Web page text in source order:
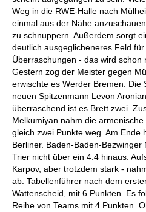
Weg in die RWE-Halle nach
einmal aus der Nähe
zu schnuppern. Außerdem sorgt
deutlich ausgeglicheneres Feld
Überraschungen - das wird schon
Gestern zog der Meister gegen
erwischte es Werder Bremen. Die
neuen Spitzenmann Levon
überraschend ist es Brett zwei.
Melkumiyan nahm die
gleich zwei Punkte weg. Am Ende
Berliner. Baden-Baden-
Trier nicht über ein 4:4 hinaus.
Karpov, aber trotzdem stark -
ab. Tabellenführer nach dem
Wattenscheid, mit 6 Punkten. Es
Reihe von Teams mit 4 Punkten.